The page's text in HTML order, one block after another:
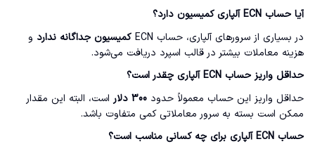
آیا حساب ECN آلپاری کمیسیون دارد؟
در بسیاری از سرورهای آلپاری، حساب ECN
کمیسیون جداگانه ندارد و
هزینه معاملات بیشتر در قالب اسپرد دریافت می‌شود.
حداقل واریز حساب ECN آلپاری چقدر است؟
حداقل واریز این حساب معمولاً حدود 300 دلار
است، البته این مقدار
ممکن است بسته به سرور معاملاتی کمی متفاوت باشد.
حساب ECN آلپاری برای چه کسانی مناسب است؟